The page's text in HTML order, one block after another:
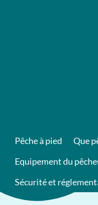
Pêche à pied
Que
Equipement du
Sécurité et